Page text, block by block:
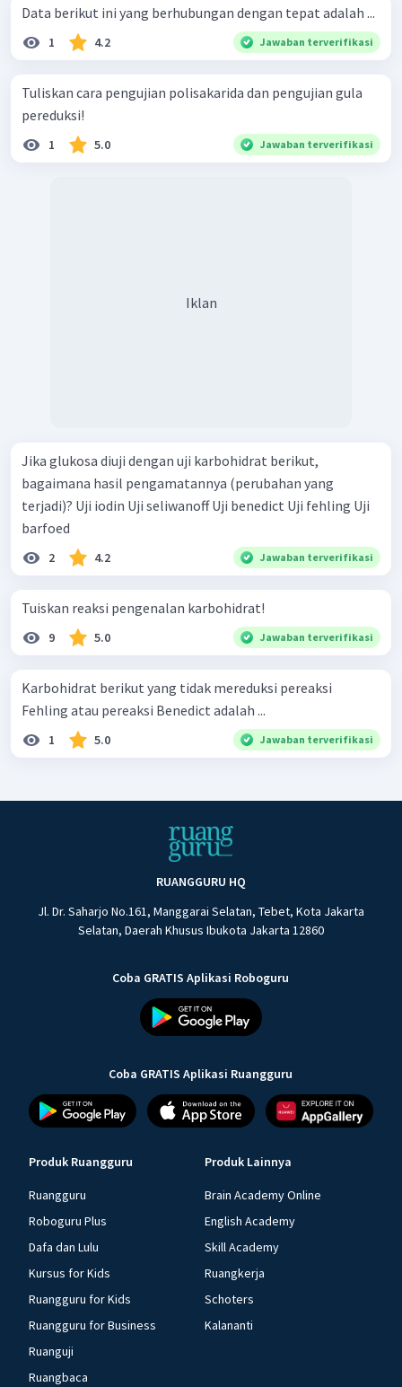
Data berikut ini yang berhubungan dengan tepat adalah ...
1 4.2 Jawaban terverifikasi
Tuliskan cara pengujian polisakarida dan pengujian gula
pereduksi!
1 5.0 Jawaban terverifikasi
Iklan
Jika glukosa diuji dengan uji karbohidrat berikut,
bagaimana hasil pengamatannya (perubahan yang
terjadi)? Uji iodin Uji seliwanoff Uji benedict Uji fehling Uji
barfoed
2 4.2 Jawaban terverifikasi
Tuiskan reaksi pengenalan karbohidrat!
9 5.0 Jawaban terverifikasi
Karbohidrat berikut yang tidak mereduksi pereaksi
Fehling atau pereaksi Benedict adalah ...
1 5.0 Jawaban terverifikasi
RUANGGURU HQ
Jl. Dr. Saharjo No.161, Manggarai Selatan, Tebet, Kota Jakarta
Selatan, Daerah Khusus Ibukota Jakarta 12860
Coba GRATIS Aplikasi Roboguru
Coba GRATIS Aplikasi Ruangguru
Produk Ruangguru
Ruangguru
Roboguru Plus
Dafa dan Lulu
Kursus for Kids
Ruangguru for Kids
Ruangguru for Business
Ruanguji
Ruangbaca
Produk Lainnya
Brain Academy Online
English Academy
Skill Academy
Ruangkerja
Schoters
Kalananti